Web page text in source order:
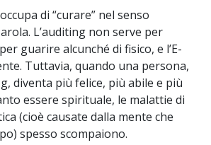
di “curare” nel senso
L’auditing non serve per
guarire alcunché di fisico, e l’E-
Tuttavia, quando una persona,
diventa più felice, più abile e più
essere spirituale, le malattie di
(cioè causate dalla mente che
spesso scompaiono.